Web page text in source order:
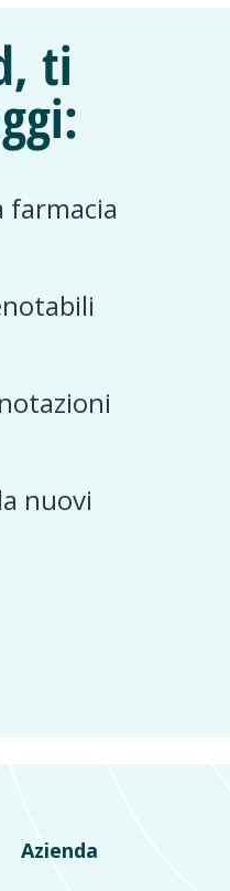
ti
farmacia
nuovi
Azienda